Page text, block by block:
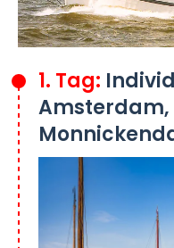
1. Tag: